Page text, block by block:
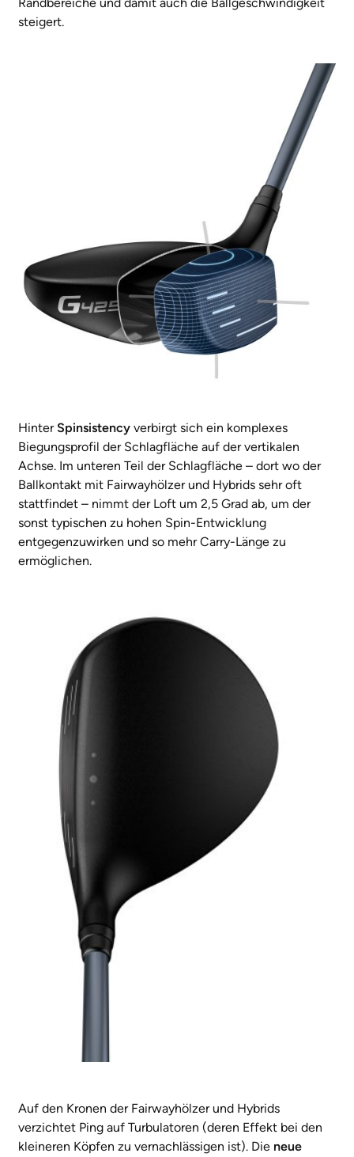
steigert.
Hinter Spinsistency verbirgt sich ein komplexes
Biegungsprofil der Schlagfläche auf der vertikalen
Achse. Im unteren Teil der Schlagfläche – dort wo der
Ballkontakt mit Fairwayhölzer und Hybrids sehr oft
stattfindet – nimmt der Loft um 2,5 Grad ab, um der
sonst typischen zu hohen Spin-Entwicklung
entgegenzuwirken und so mehr Carry-Länge zu
ermöglichen.
Auf den Kronen der Fairwayhölzer und Hybrids
verzichtet Ping auf Turbulatoren (deren Effekt bei den
kleineren Köpfen zu vernachlässigen ist). Die neue